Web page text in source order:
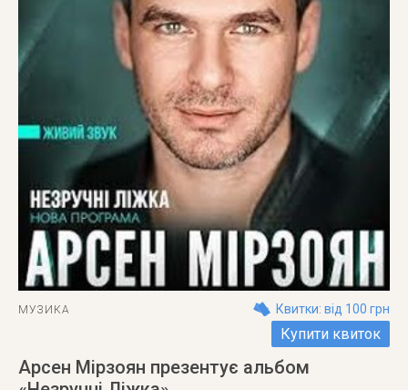
МУЗИКА Квитки: від 100 грн
Купити квиток
Арсен Мірзоян презентує альбом